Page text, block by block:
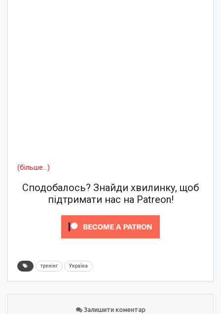
(більше…)
Сподобалось? Знайди хвилинку, щоб
підтримати нас на Patreon!
тренінг Україна
Залишити коментар